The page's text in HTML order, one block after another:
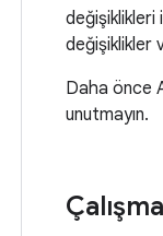
değişiklikleri
değişiklikler
Daha önce
unutmayın.